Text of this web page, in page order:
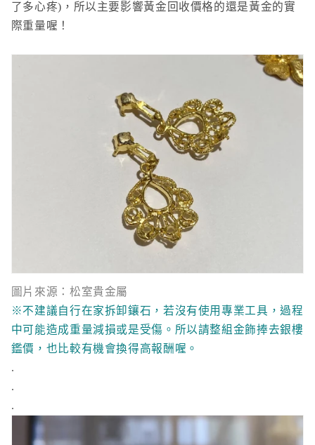
了多心疼)，所以主要影響黃金回收價格的還是黃金的實
際重量喔！
圖片來源：松室貴金屬
※不建議自行在家拆卸鑲石，若沒有使用專業工具，過程
中可能造成重量減損或是受傷。所以請整組金飾捧去銀樓
鑑價，也比較有機會換得高報酬喔。
.
.
.